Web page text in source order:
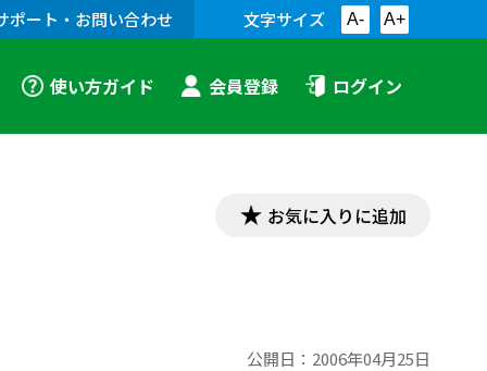
ポート・お問い合わせ 文字サイズ A- A+
使い方ガイド 会員登録 ログイン
お気に入りに追加
公開日： 2006年04月25日